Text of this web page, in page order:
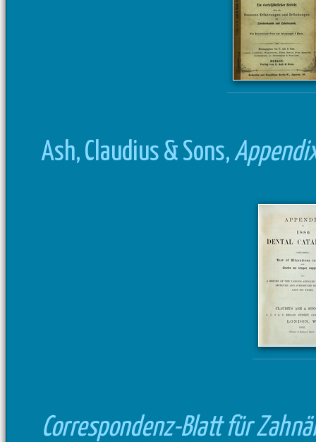
Ash, Claudius & Sons,
Correspondenz-Blatt für